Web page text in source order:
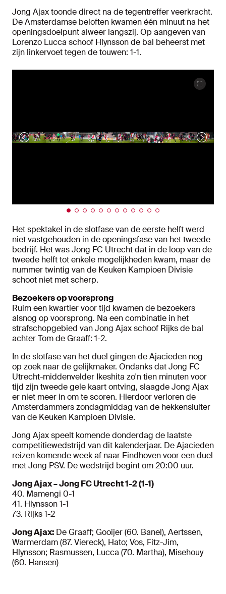
Jong Ajax toonde direct na de tegentreffer veerkracht.
De Amsterdamse beloften kwamen één minuut na het
openingsdoelpunt alweer langszij. Op aangeven van
Lorenzo Lucca schoof Hlynsson de bal beheerst met
zijn linkervoet tegen de touwen: 1-1.
Het spektakel in de slotfase van de eerste helft werd
niet vastgehouden in de openingsfase van het tweede
bedrijf. Het was Jong FC Utrecht dat in de loop van de
tweede helft tot enkele mogelijkheden kwam, maar de
nummer twintig van de Keuken Kampioen Divisie
schoot niet met scherp.
Bezoekers op voorsprong
Ruim een kwartier voor tijd kwamen de bezoekers
alsnog op voorsprong. Na een combinatie in het
strafschopgebied van Jong Ajax schoof Rijks de bal
achter Tom de Graaff: 1-2.
In de slotfase van het duel gingen de Ajacieden nog
op zoek naar de gelijkmaker. Ondanks dat Jong FC
Utrecht-middenvelder Ikeshita zo'n tien minuten voor
tijd zijn tweede gele kaart ontving, slaagde Jong Ajax
er niet meer in om te scoren. Hierdoor verloren de
Amsterdammers zondagmiddag van de hekkensluiter
van de Keuken Kampioen Divisie.
Jong Ajax speelt komende donderdag de laatste
competitiewedstrijd van dit kalenderjaar. De Ajacieden
reizen komende week af naar Eindhoven voor een duel
met Jong PSV. De wedstrijd begint om 20:00 uur.
Jong Ajax – Jong FC Utrecht 1-2 (1-1)
40. Mamengi 0-1
41. Hlynsson 1-1
73. Rijks 1-2
Jong Ajax: De Graaff; Gooijer (60. Banel), Aertssen,
Warmerdam (87. Viereck), Hato; Vos, Fitz-Jim,
Hlynsson; Rasmussen, Lucca (70. Martha), Misehouy
(60. Hansen)